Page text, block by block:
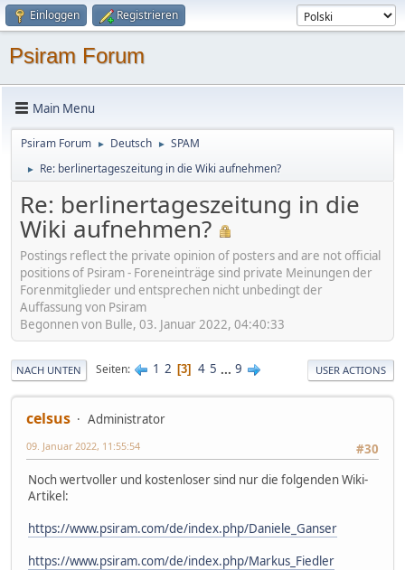
Einloggen Registrieren
Psiram Forum
Main Menu
Psiram Forum ► Deutsch ► SPAM
► Re: berlinertageszeitung in die Wiki aufnehmen?
Re: berlinertageszeitung in die
Wiki aufnehmen?
Postings reflect the private opinion of posters and are not official
positions of Psiram - Foreneinträge sind private Meinungen der
Forenmitglieder und entsprechen nicht unbedingt der
Auffassung von Psiram
Begonnen von Bulle, 03. Januar 2022, 04:40:33
NACH UNTEN Seiten 1 2 3 4 5 ... 9 USER ACTIONS
celsus
Administrator
#30
09. Januar 2022, 11:55:54
Noch wertvoller und kostenloser sind nur die folgenden Wiki-
Artikel:
https://www.psiram.com/de/index.php/Daniele_Ganser
https://www.psiram.com/de/index.php/Markus_Fiedler